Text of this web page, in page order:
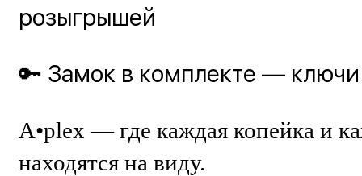
розыгрышей
🔑 Замок в комплекте —
A•plex — где каждая копейка и
находятся на виду.